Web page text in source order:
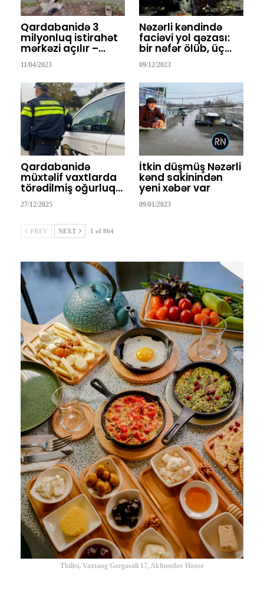
Qardabanidə 3
milyonluq istirahət
mərkəzi açılır –…
11/04/2023
Nəzərli kəndində
faciəvi yol qəzası:
bir nəfər ölüb, üç…
09/12/2023
Qardabanidə
müxtəlif vaxtlarda
törədilmiş oğurluq…
27/12/2025
İtkin düşmüş Nəzərli
kənd sakinindən
yeni xəbər var
09/01/2023
PREV NEXT 1 of 864
Tbilisi, Vaxtang Gorgasali 17, Akhundov House